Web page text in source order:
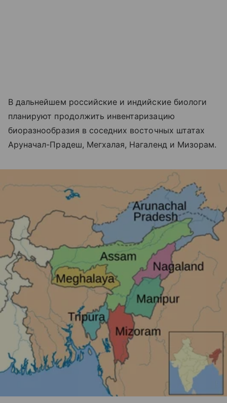
В дальнейшем российские и индийские биологи
планируют продолжить инвентаризацию
биоразнообразия в соседних восточных штатах
Аруначал-Прадеш, Мегхалая, Нагаленд и Мизорам.